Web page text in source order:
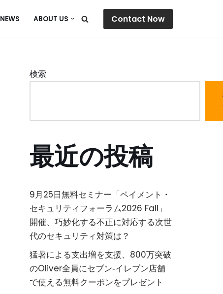
NEWS ABOUT US Contact Now
検索
最近の投稿
9月25日無料セミナー「ペイメント・
セキュリティフォーラム2026 Fall」
開催、巧妙化する不正に対応する次世
代のセキュリティ対策は？
猛暑による支出増を支援、800万突破
のOliver全員にセブン‐イレブン店舗
で使える無料クーポンをプレゼント